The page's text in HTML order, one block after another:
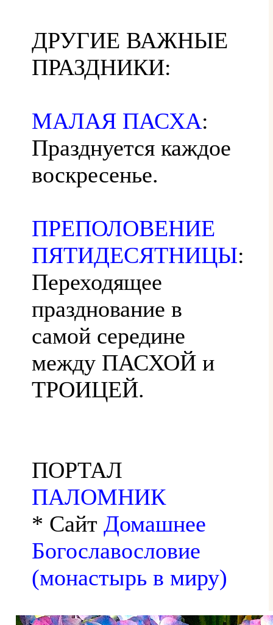
ДРУГИЕ ВАЖНЫЕ
ПРАЗДНИКИ:
МАЛАЯ ПАСХА:
Празднуется каждое
воскресенье.
ПРЕПОЛОВЕНИЕ
ПЯТИДЕСЯТНИЦЫ:
Переходящее
празднование в
самой середине
между ПАСХОЙ и
ТРОИЦЕЙ.
ПОРТАЛ
ПАЛОМНИК
* Сайт Домашнее
Богославословие
(монастырь в миру)